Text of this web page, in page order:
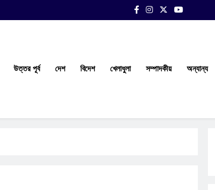
উত্তর পূর্ব দেশ বিদেশ খেলাধুলা সম্পাদকীয় অন্যান্য